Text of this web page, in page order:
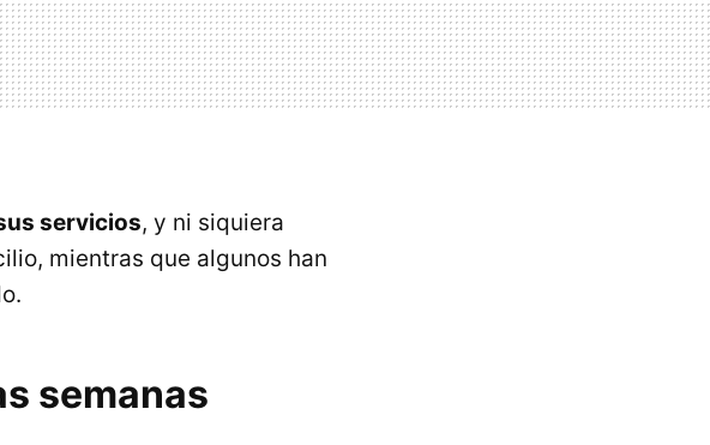
servicios, y ni siquiera
mientras que algunos han
semanas